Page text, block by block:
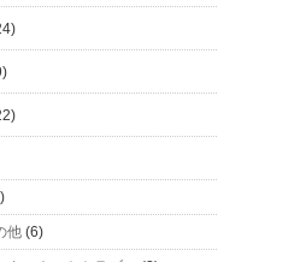
他 (6)